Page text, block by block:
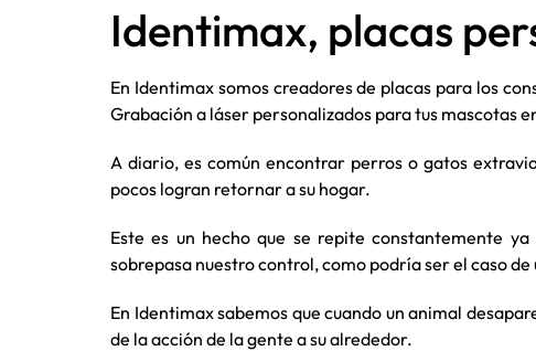
Identimax, placas
En Identimax somos creadores de placas para los
Grabación a láser personalizados para tus mascotas
A diario, es común encontrar perros o gatos
pocos logran retornar a su hogar.
Este es un hecho que se repite constantemente
sobrepasa nuestro control, como podría ser el caso
En Identimax sabemos que cuando un animal
de la acción de la gente a su alrededor.